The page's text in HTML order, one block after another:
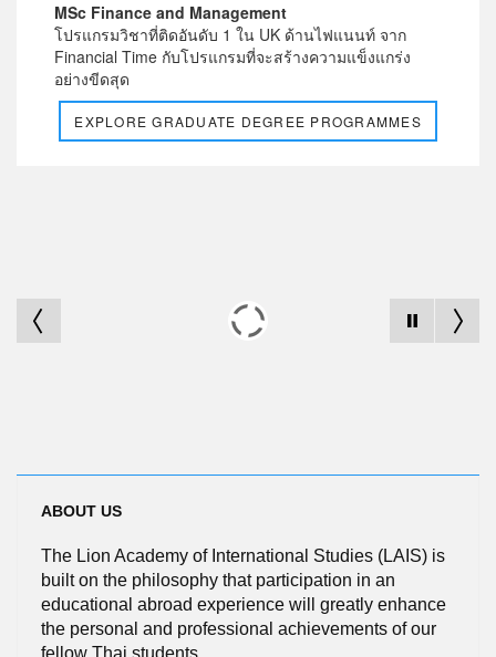
MSc Finance and Management
โปรแกรมวิชาที่ติดอันดับ 1 ใน UK ด้านไฟแนนท์ จาก
Financial Time กับโปรแกรมที่จะสร้างความแข็งแกร่ง
อย่างขีดสุด
EXPLORE GRADUATE DEGREE PROGRAMMES
ABOUT US
The Lion Academy of International Studies (LAIS) is
built on the philosophy that participation in an
educational abroad experience will greatly enhance
the personal and professional achievements of our